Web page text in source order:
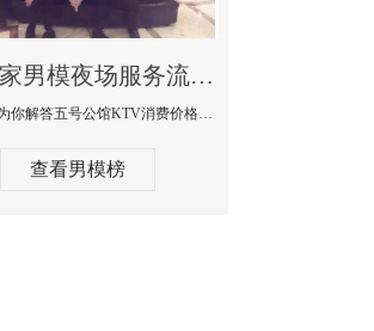
黄梅哪家男模夜场服务流程全面-五号公馆KTV消费价格点评
本文详细为你解答五号公馆KTV消费价格，更多关于哪家男模夜场服务流程全面免费咨询1333 867 6881微信同步！
查看男模榜